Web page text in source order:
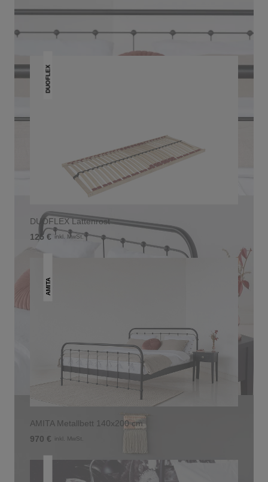
GEFALLEN
DUOFLEX
DUOFLEX Lattenrost
125 €
inkl. MwSt.
AMITA
AMITA Metallbett 140x200 cm
970 €
inkl. MwSt.